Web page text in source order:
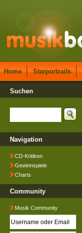
Home Starportraits
Suchen
Navigation
CD-Kritiken
Gewinnspiele
Charts
Community
Musik Community